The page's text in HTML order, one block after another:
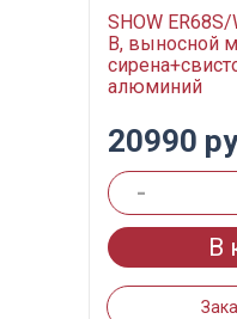
SHOW
В, выносной
алюминий
20990
-
В